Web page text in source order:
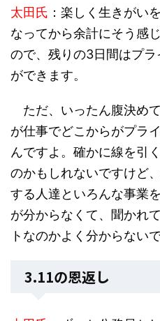
太田氏 ：楽しく生きがい
なってから余計にそう感
ので、残りの3日間はプ
ができます。
ただ、いったん腹決め
が仕事でどこからがプラ
んですよ。確かに線を引
のかもしれないですけど
する人達といろんな事業
が分からなくて、聞かれ
トなのかよく分からないで
3.11の恩返し